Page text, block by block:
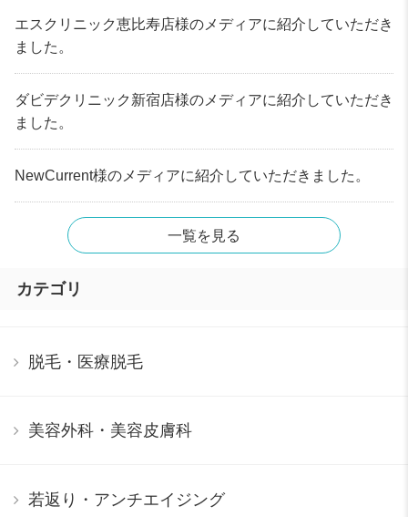
エスクリニック恵比寿店様のメディアに紹介していただき
ました。
ダビデクリニック新宿店様のメディアに紹介していただき
ました。
NewCurrent様のメディアに紹介していただきました。
一覧を見る
カテゴリ
脱毛・医療脱毛
美容外科・美容皮膚科
若返り・アンチエイジング